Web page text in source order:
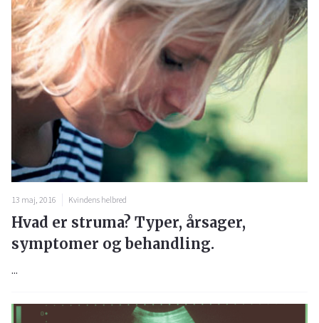
13 maj, 2016 Kvindens helbred
Hvad er struma? Typer, årsager,
symptomer og behandling.
...